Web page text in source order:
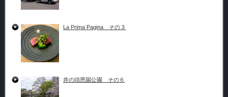
La Prima Pagina その３
井の頭恩賜公園 その６